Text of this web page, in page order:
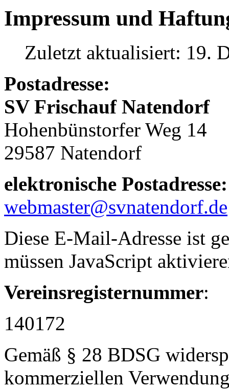
Impressum und
Zuletzt aktualisiert: 19.
Postadresse:
SV Frischauf Natendorf
Hohenbünstorfer Weg 14
29587 Natendorf
elektronische Postadresse:
webmaster@svnatendorf.de
Diese E-Mail-Adresse ist
müssen JavaScript
Vereinsregisternummer:
140172
Gemäß § 28 BDSG
kommerziellen